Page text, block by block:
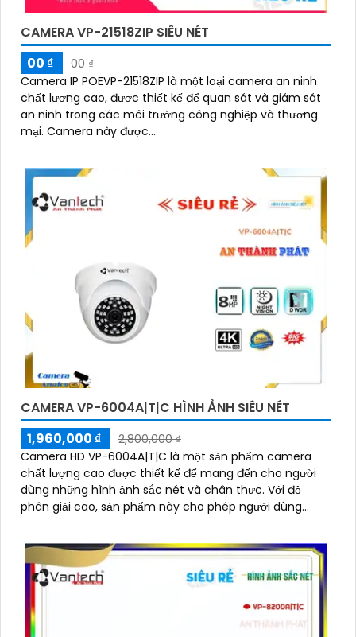
CAMERA VP-21518ZIP SIÊU NÉT
00 ₫
00 ₫
Camera IP POEVP-21518ZIP là một loại camera an ninh
chất lượng cao, được thiết kế để quan sát và giám sát
an ninh trong các môi trường công nghiệp và thương
mại. Camera này được...
CAMERA VP-6004A|T|C HÌNH ẢNH SIÊU NÉT
1,960,000 ₫
2,800,000 ₫
Camera HD VP-6004A|T|C là một sản phẩm camera
chất lượng cao được thiết kế để mang đến cho người
dùng những hình ảnh sắc nét và chân thực. Với độ
phân giải cao, sản phẩm này cho phép người dùng